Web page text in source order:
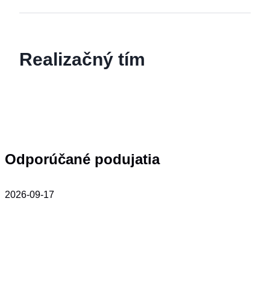
Realizačný tím
Odporúčané podujatia
2026-09-17